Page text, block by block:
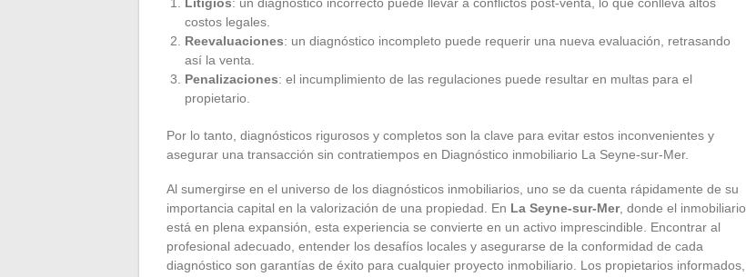
costos legales.
Reevaluaciones: un diagnóstico incompleto puede requerir una nueva evaluación, retrasando
así la venta.
Penalizaciones: el incumplimiento de las regulaciones puede resultar en multas para el
propietario.
Por lo tanto, diagnósticos rigurosos y completos son la clave para evitar estos inconvenientes y
asegurar una transacción sin contratiempos en Diagnóstico inmobiliario La Seyne-sur-Mer.
Al sumergirse en el universo de los diagnósticos inmobiliarios, uno se da cuenta rápidamente de su
importancia capital en la valorización de una propiedad. En La Seyne-sur-Mer, donde el inmobiliario
está en plena expansión, esta experiencia se convierte en un activo imprescindible. Encontrar al
profesional adecuado, entender los desafíos locales y asegurarse de la conformidad de cada
diagnóstico son garantías de éxito para cualquier proyecto inmobiliario. Los propietarios informados,